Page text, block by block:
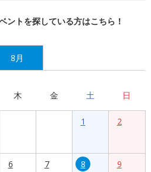
ントを探している方はこちら！
8月
木 金 土 日
1 2
6 7 8 9